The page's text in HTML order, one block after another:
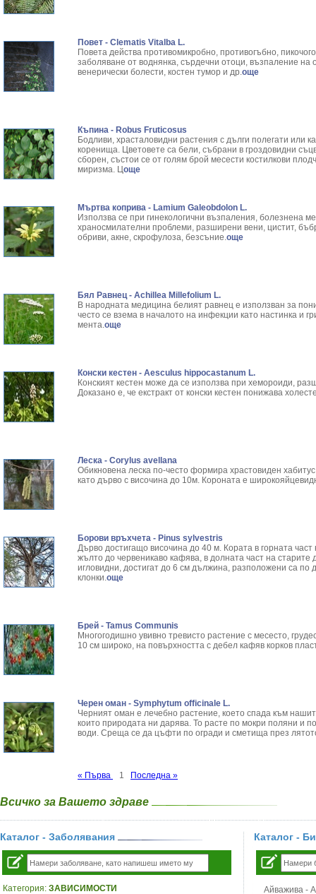
Повет - Clematis Vitalba L.
Повета действа противомикробно, противогъбно,
заболяване от воднянка, сърдечни отоци, възпаление на
венерически болести, костен тумор и др.още
Къпина - Robus Fruticosus
Бодливи, храсталовидни растения с дълги полегати или
коренища. Цветовете са бели, събрани в гроздовидни
сборен, състои се от голям брой месести костилкови
миризма. Цоще
Мъртва коприва - Lamium Galeobdolon L.
Използва се при гинекологични възпаления, болезнена
храносмилателни проблеми, разширени вени, цистит,
обриви, акне, скрофулоза, безсъние.още
Бял Равнец - Achillea Millefolium L.
В народната медицина белият равнец е използван за
често се взема в началото на инфекции като настинка и
мента.още
Конски кестен - Aesculus hippocastanum L.
Конският кестен може да се използва при хемороиди,
Доказано е, че екстракт от конски кестен понижава
Леска - Corylus avellana
Обикновена леска по-често формира храстовиден
като дърво с височина до 10м. Короната е
Борови връхчета - Pinus sylvestris
Дърво достигащо височина до 40 м. Кората в горната
жълто до червеникаво кафява, в долната част на старите
игловидни, достигат до 6 см дължина, разположени са по
клонки.още
Брей - Tamus Communis
Многогодишно увивно тревисто растение с месесто,
10 см широко, на повърхността с дебел кафяв корков
Черен оман - Symphytum officinale L.
Черният оман е лечебно растение, което спада към
които природата ни дарява. То расте по мокри поляни и
води. Среща се да цъфти по огради и сметища през
« Първа 1 Последна »
Всичко за Вашето здраве
Каталог - Заболявания
Категория: ЗАВИСИМОСТИ
Каталог -
Айважива -